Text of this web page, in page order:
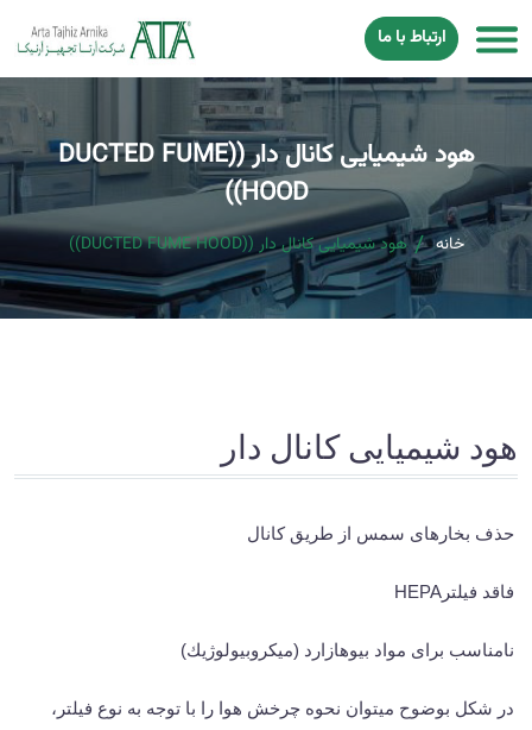
ارتباط با ما
هود شیمیایی كانال دار ((DUCTED FUME
HOOD))
خانه هود شیمیایی كانال دار ((DUCTED FUME HOOD))
هود شیمیایی کانال دار
حذف بخارهای سمس از طریق کانال
فاقد فیلترHEPA
نامناسب برای مواد بیوهازارد (میكروبیولوژیك)
در شكل بوضوح میتوان نحوه چرخش هوا را با توجه به نوع فیلتر،